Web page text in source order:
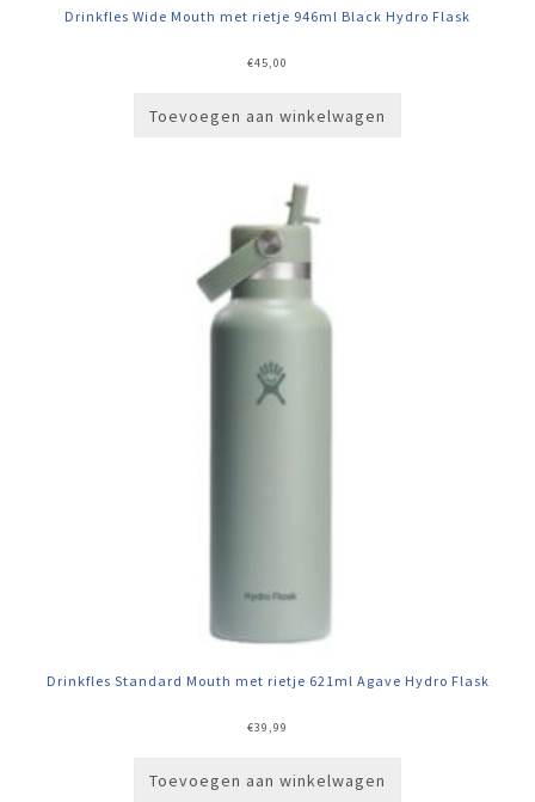
Drinkfles Wide Mouth met rietje 946ml Black Hydro Flask
€45,00
Toevoegen aan winkelwagen
Drinkfles Standard Mouth met rietje 621ml Agave Hydro Flask
€39,99
Toevoegen aan winkelwagen